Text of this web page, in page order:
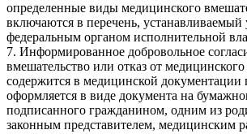
определенные виды медицинского
включаются в перечень,
федеральным органом исполнительной
7. Информированное добровольное
вмешательство или отказ от
содержится в медицинской документации
оформляется в виде документа на
подписанного гражданином, одним из
законным представителем, медицинским